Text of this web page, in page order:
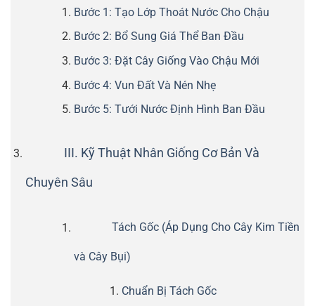
Bước 1: Tạo Lớp Thoát Nước Cho Chậu
Bước 2: Bổ Sung Giá Thể Ban Đầu
Bước 3: Đặt Cây Giống Vào Chậu Mới
Bước 4: Vun Đất Và Nén Nhẹ
Bước 5: Tưới Nước Định Hình Ban Đầu
III. Kỹ Thuật Nhân Giống Cơ Bản Và
Chuyên Sâu
Tách Gốc (Áp Dụng Cho Cây Kim Tiền
và Cây Bụi)
Chuẩn Bị Tách Gốc